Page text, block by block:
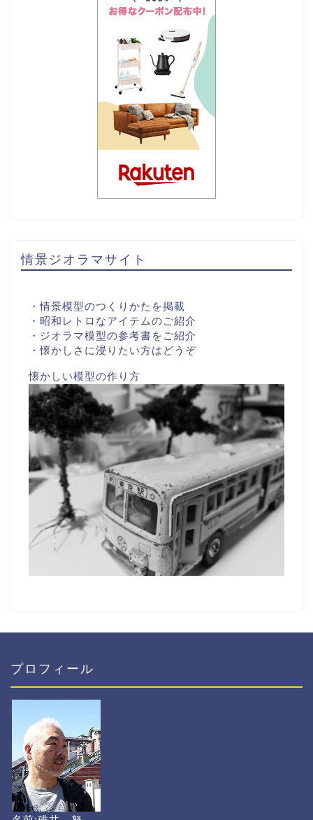
情景ジオラマサイト
・情景模型のつくりかたを掲載
・昭和レトロなアイテムのご紹介
・ジオラマ模型の参考書をご紹介
・懐かしさに浸りたい方はどうぞ
懐かしい模型の作り方
プロフィール